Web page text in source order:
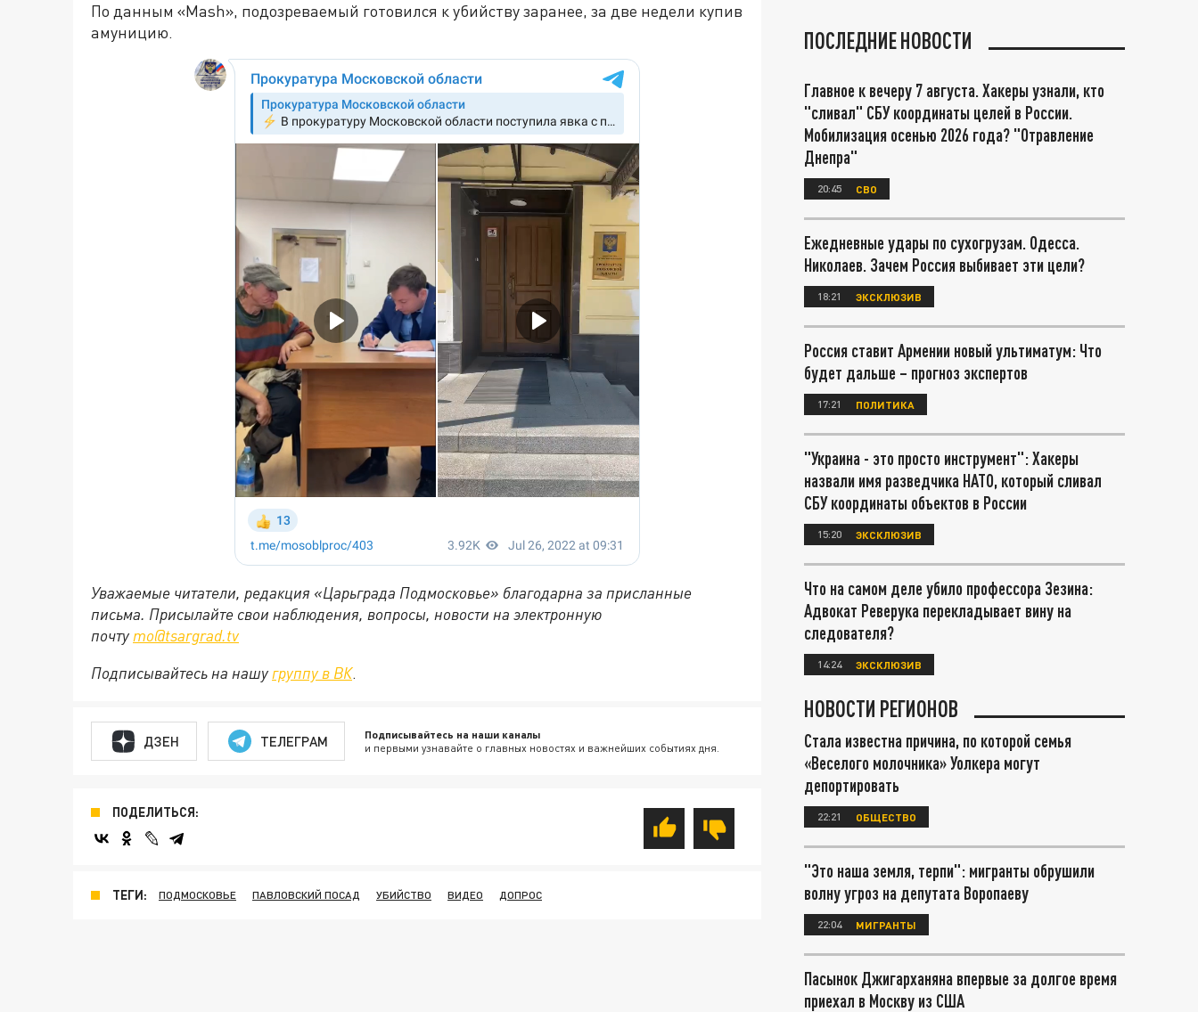
По данным «Mash», подозреваемый готовился к убийству заранее, за две недели купив
амуницию.
Уважаемые читатели, редакция «Царьграда Подмосковье» благодарна за присланные
письма. Присылайте свои наблюдения, вопросы, новости на электронную
почту mo@tsargrad.tv
Подписывайтесь на нашу группу в ВК.
ДЗЕН ТЕЛЕГРАМ Подписывайтесь на наши каналы
и первыми узнавайте о главных новостях и важнейших событиях дня.
ПОДЕЛИТЬСЯ:
ТЕГИ: ПОДМОСКОВЬЕ ПАВЛОВСКИЙ ПОСАД УБИЙСТВО ВИДЕО ДОПРОС
ПОСЛЕДНИЕ НОВОСТИ
Главное к вечеру 7 августа. Хакеры узнали, кто
"сливал" СБУ координаты целей в России.
Мобилизация осенью 2026 года? "Отравление
Днепра"
20:45 СВО
Ежедневные удары по сухогрузам. Одесса.
Николаев. Зачем Россия выбивает эти цели?
18:21 ЭКСКЛЮЗИВ
Россия ставит Армении новый ультиматум: Что
будет дальше – прогноз экспертов
17:21 ПОЛИТИКА
"Украина - это просто инструмент": Хакеры
назвали имя разведчика НАТО, который сливал
СБУ координаты объектов в России
15:20 ЭКСКЛЮЗИВ
Что на самом деле убило профессора Зезина:
Адвокат Реверука перекладывает вину на
следователя?
14:24 ЭКСКЛЮЗИВ
НОВОСТИ РЕГИОНОВ
Стала известна причина, по которой семья
«Веселого молочника» Уолкера могут
депортировать
22:21 ОБЩЕСТВО
"Это наша земля, терпи": мигранты обрушили
волну угроз на депутата Воропаеву
22:04 МИГРАНТЫ
Пасынок Джигарханяна впервые за долгое время
приехал в Москву из США